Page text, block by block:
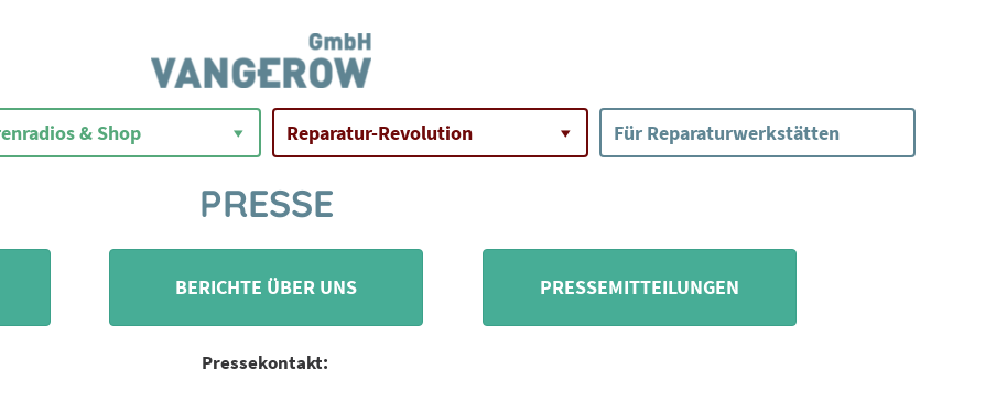
& Shop Reparatur-Revolution Für Reparaturwerkstätten
PRESSE
BERICHTE ÜBER UNS PRESSEMITTEILUNGEN
Pressekontakt: